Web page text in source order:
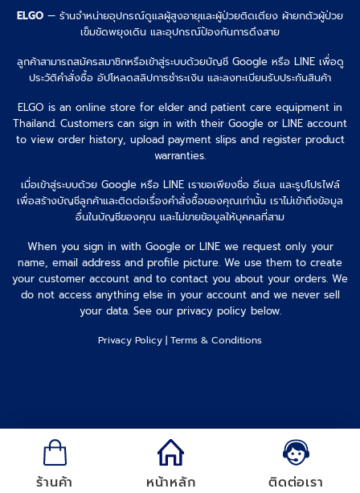
ELGO — ร้านจำหน่ายอุปกรณ์ดูแลผู้สูงอายุและผู้ป่วยติดเตียง ผ้ายกตัวผู้ป่วย
เข็มขัดพยุงเดิน และอุปกรณ์ป้องกันการดึงสาย
ลูกค้าสามารถสมัครสมาชิกหรือเข้าสู่ระบบด้วยบัญชี Google หรือ LINE เพื่อดู
ประวัติคำสั่งซื้อ อัปโหลดสลิปการชำระเงิน และลงทะเบียนรับประกันสินค้า
ELGO is an online store for elder and patient care equipment in
Thailand. Customers can sign in with their Google or LINE account
to view order history, upload payment slips and register product
warranties.
เมื่อเข้าสู่ระบบด้วย Google หรือ LINE เราขอเพียงชื่อ อีเมล และรูปโปรไฟล์
เพื่อสร้างบัญชีลูกค้าและติดต่อเรื่องคำสั่งซื้อของคุณเท่านั้น เราไม่เข้าถึงข้อมูล
อื่นในบัญชีของคุณ และไม่ขายข้อมูลให้บุคคลที่สาม
When you sign in with Google or LINE we request only your
name, email address and profile picture. We use them to create
your customer account and to contact you about your orders. We
do not access anything else in your account and we never sell
your data. See our privacy policy below.
Privacy Policy | Terms & Conditions
ร้านค้า หน้าหลัก ติดต่อเรา